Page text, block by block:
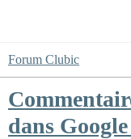
Forum Clubic
dans